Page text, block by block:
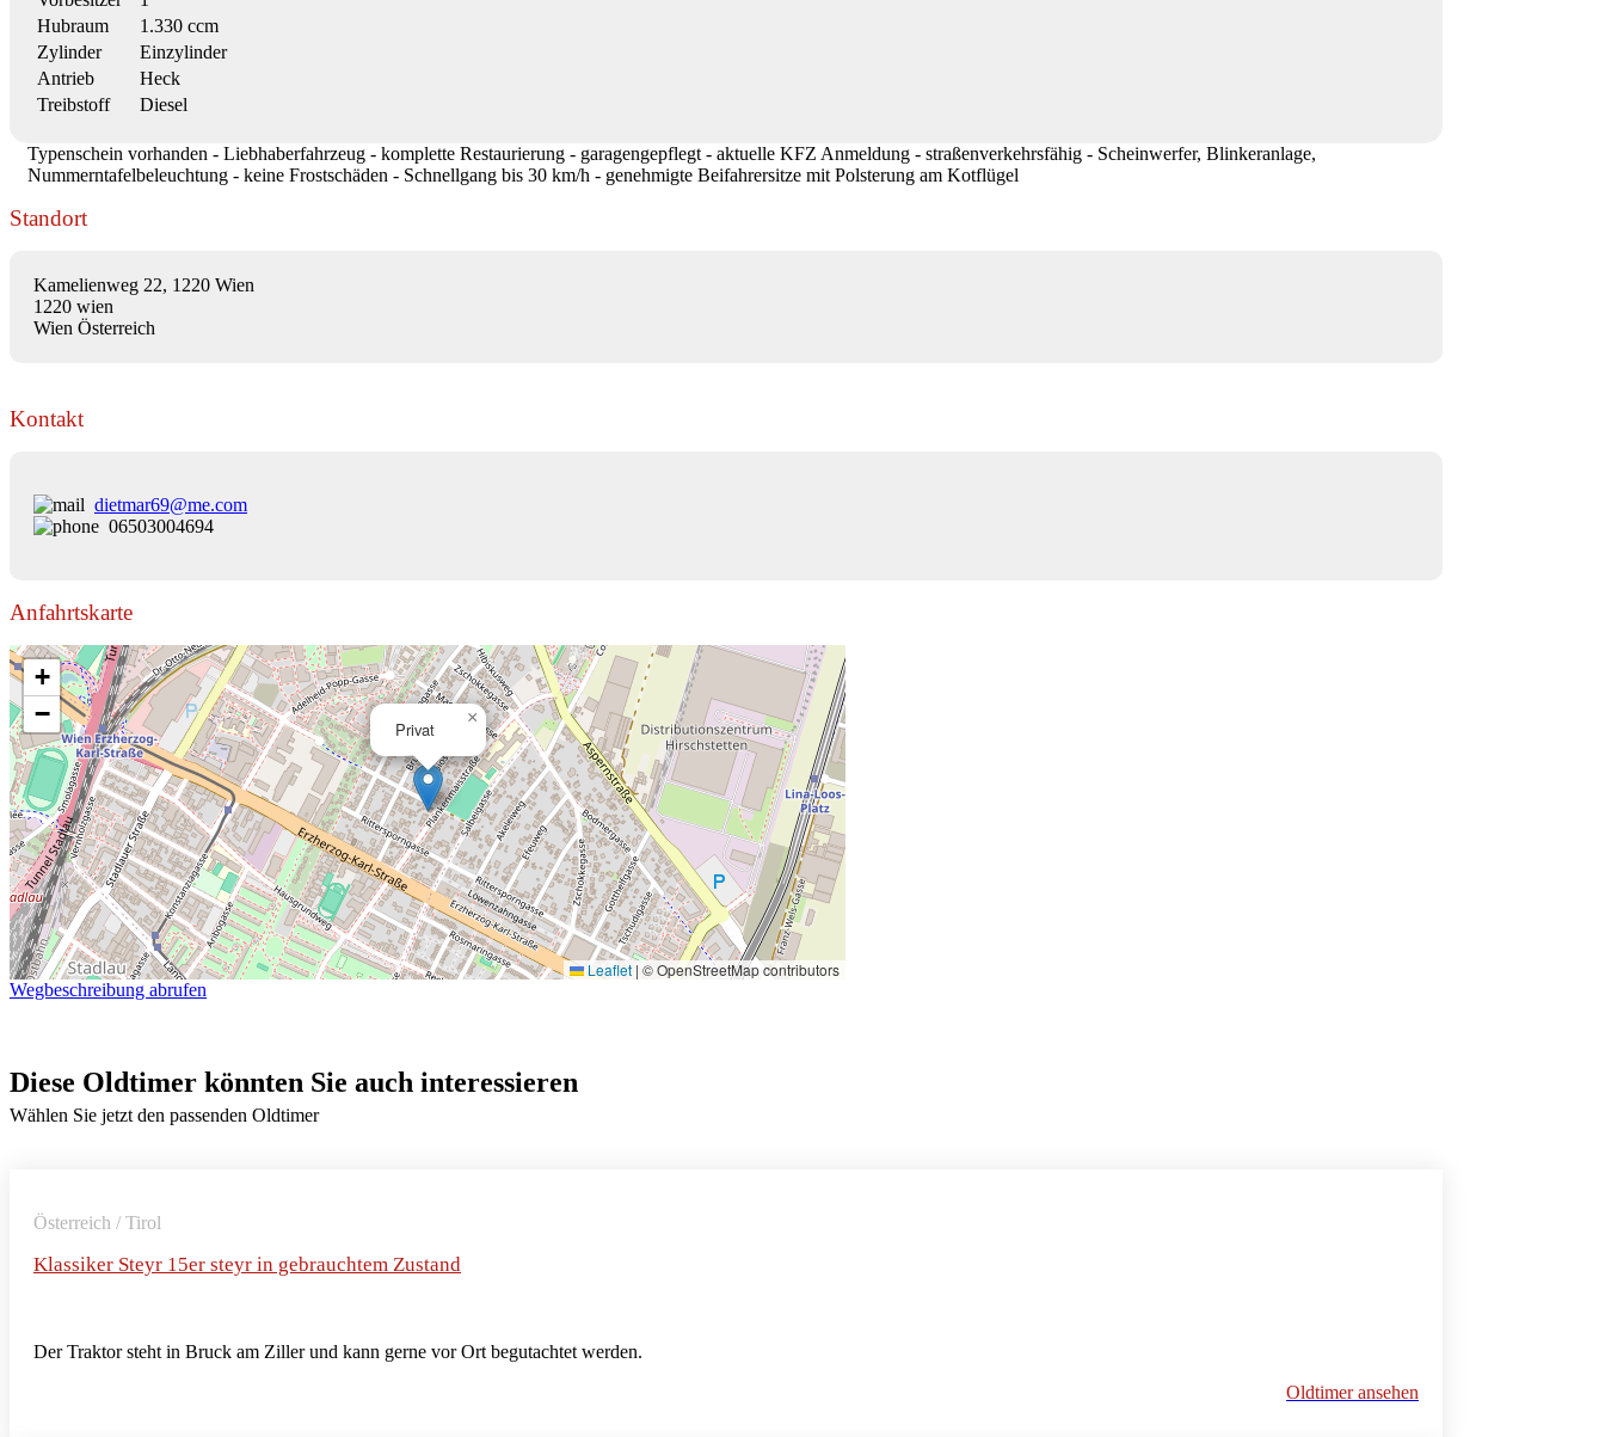
Hubraum
1.330 ccm
Zylinder
Einzylinder
Antrieb
Heck
Treibstoff
Diesel
Typenschein vorhanden - Liebhaberfahrzeug - komplette Restaurierung - garagengepflegt - aktuelle KFZ Anmeldung - straßenverkehrsfähig - Scheinwerfer, Blinkeranlage,
Nummerntafelbeleuchtung - keine Frostschäden - Schnellgang bis 30 km/h - genehmigte Beifahrersitze mit Polsterung am Kotflügel
Standort
Kamelienweg 22, 1220 Wien
1220 wien
Wien Österreich
Kontakt
dietmar69@me.com
06503004694
Anfahrtskarte
Privat
×
+
−
Leaflet | © OpenStreetMap contributors
Wegbeschreibung abrufen
Diese Oldtimer könnten Sie auch interessieren
Wählen Sie jetzt den passenden Oldtimer
Österreich / Tirol
Klassiker Steyr 15er steyr in gebrauchtem Zustand
Der Traktor steht in Bruck am Ziller und kann gerne vor Ort begutachtet werden.
Oldtimer ansehen